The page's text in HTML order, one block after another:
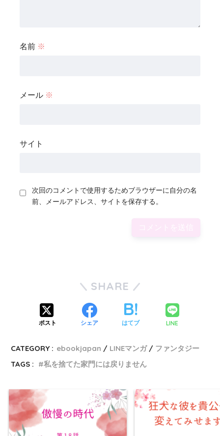
名前 ※
メール ※
サイト
次回のコメントで使用するためブラウザーに自分の名
前、メールアドレス、サイトを保存する。
SHARE
ポスト シェア はてブ LINE
CATEGORY : ebookjapan LINEマンガ
ファンタジー
TAGS :
私を捨てた家門には戻りません